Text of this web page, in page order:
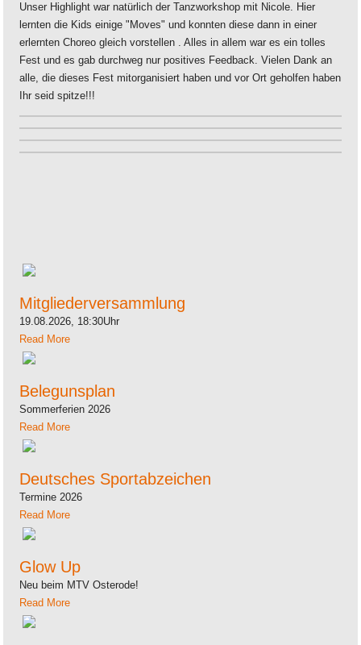
Unser Highlight war natürlich der Tanzworkshop mit Nicole. Hier
lernten die Kids einige "Moves" und konnten diese dann in einer
erlernten Choreo gleich vorstellen . Alles in allem war es ein tolles
Fest und es gab durchweg nur positives Feedback. Vielen Dank an
alle, die dieses Fest mitorganisiert haben und vor Ort geholfen haben
Ihr seid spitze!!!
Mitgliederversammlung
19.08.2026, 18:30Uhr
Read More
Belegunsplan
Sommerferien 2026
Read More
Deutsches Sportabzeichen
Termine 2026
Read More
Glow Up
Neu beim MTV Osterode!
Read More